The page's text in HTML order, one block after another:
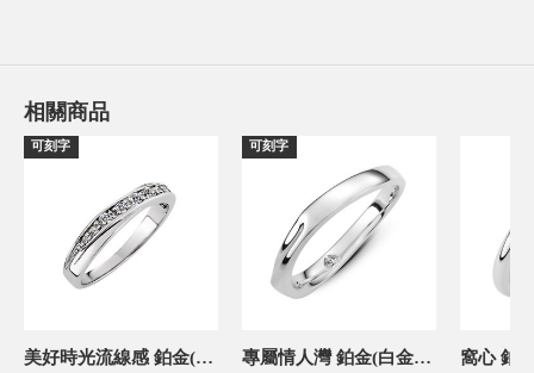
相關商品
可刻字
美好時光流線感 鉑金(白金)女款結婚對戒
可刻字
專屬情人灣 鉑金(白金)女款結婚對戒